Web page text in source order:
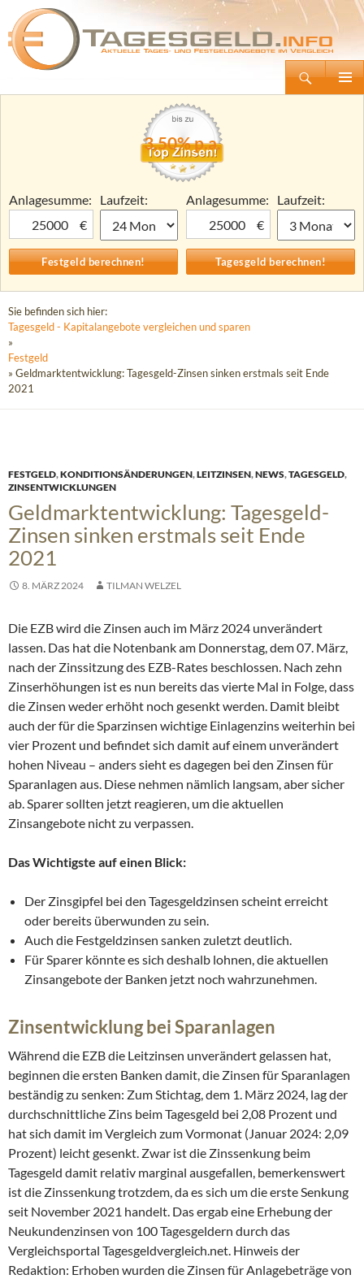
Tagesgeld.info – Tagesgeldkonten vergleichen und Tagesgeld-Zinsen berechnen
Zum
3,50% p.a.
Anlagesumme:
€
Laufzeit:
Anlagesumme:
€
Laufzeit:
Sie befinden sich hier:
Tagesgeld - Kapitalangebote vergleichen und sparen
»
Festgeld
» Geldmarktentwicklung: Tagesgeld-Zinsen sinken erstmals seit Ende
2021
FESTGELD,KONDITIONSÄNDERUNGEN,LEITZINSEN,NEWS,TAGESGELD,
ZINSENTWICKLUNGEN
Geldmarktentwicklung: Tagesgeld-
Zinsen sinken erstmals seit Ende
2021
8. MÄRZ 2024 TILMAN WELZEL
Die EZB wird die Zinsen auch im März 2024 unverändert
lassen. Das hat die Notenbank am Donnerstag, dem 07. März,
nach der Zinssitzung des EZB-Rates beschlossen. Nach zehn
Zinserhöhungen ist es nun bereits das vierte Mal in Folge, dass
die Zinsen weder erhöht noch gesenkt werden. Damit bleibt
auch der für die Sparzinsen wichtige Einlagenzins weiterhin bei
vier Prozent und befindet sich damit auf einem unverändert
hohen Niveau – anders sieht es dagegen bei den Zinsen für
Sparanlagen aus. Diese nehmen nämlich langsam, aber sicher
ab. Sparer sollten jetzt reagieren, um die aktuellen
Zinsangebote nicht zu verpassen.
Das Wichtigste auf einen Blick:
Der Zinsgipfel bei den Tagesgeldzinsen scheint erreicht
oder bereits überwunden zu sein.
Auch die Festgeldzinsen sanken zuletzt deutlich.
Für Sparer könnte es sich deshalb lohnen, die aktuellen
Zinsangebote der Banken jetzt noch wahrzunehmen.
Zinsentwicklung bei Sparanlagen
Während die EZB die Leitzinsen unverändert gelassen hat,
beginnen die ersten Banken damit, die Zinsen für Sparanlagen
beständig zu senken: Zum Stichtag, dem 1. März 2024, lag der
durchschnittliche Zins beim Tagesgeld bei 2,08 Prozent und
hat sich damit im Vergleich zum Vormonat (Januar 2024: 2,09
Prozent) leicht gesenkt. Zwar ist die Zinssenkung beim
Tagesgeld damit relativ marginal ausgefallen, bemerkenswert
ist die Zinssenkung trotzdem, da es sich um die erste Senkung
seit November 2021 handelt. Das ergab eine Erhebung der
Neukundenzinsen von 100 Tagesgeldern durch das
Vergleichsportal Tagesgeldvergleich.net. Hinweis der
Redaktion: Erhoben wurden die Zinsen für Anlagebeträge von